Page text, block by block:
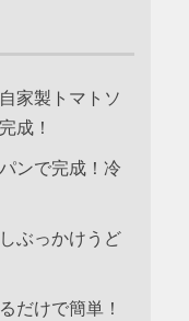
家製トマトソ
成！
ンで完成！冷
ぶっかけうど
だけで簡単！